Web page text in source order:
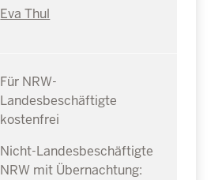
Eva Thul
Für NRW-
Landesbeschäftigte
kostenfrei
Nicht-Landesbeschäftigte
NRW mit Übernachtung: